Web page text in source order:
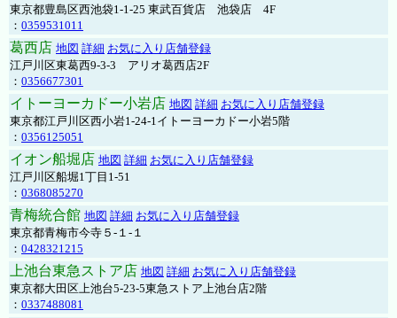
東京都豊島区西池袋1-1-25 東武百貨店 池袋店 4F
： 0359531011
葛西店 地図 詳細 お気に入り店舗登録
江戸川区東葛西9-3-3 アリオ葛西店2F
： 0356677301
イトーヨーカドー小岩店 地図 詳細 お気に入り店舗登録
東京都江戸川区西小岩1-24-1イトーヨーカドー小岩5階
： 0356125051
イオン船堀店 地図 詳細 お気に入り店舗登録
江戸川区船堀1丁目1-51
： 0368085270
青梅統合館 地図 詳細 お気に入り店舗登録
東京都青梅市今寺５-１-１
： 0428321215
上池台東急ストア店 地図 詳細 お気に入り店舗登録
東京都大田区上池台5-23-5東急ストア上池台店2階
： 0337488081